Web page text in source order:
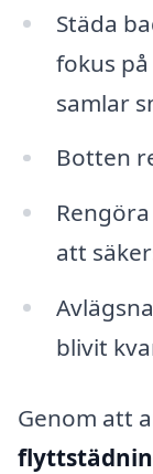
Städa
fokus
samlar
Botten
att
blivit
Genom att